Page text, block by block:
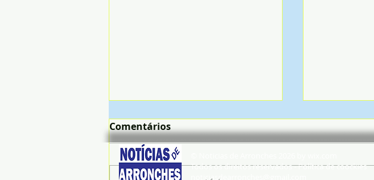
Comentários
Todos os direitos reservados - Política de coockies
noticiasdearronches@gmail.com